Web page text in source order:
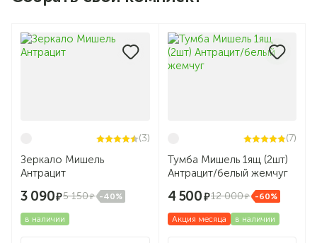
(3)
Зеркало Мишель
Антрацит
3 090 5 150 -40%
в наличии
(7)
Тумба Мишель 1ящ (2шт)
Антрацит/белый жемчуг
4 500 12 000 -60%
Акция месяца в наличии